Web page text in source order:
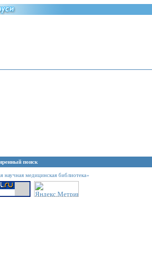
поиск
медицинская библиотека»